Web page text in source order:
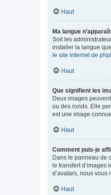
Haut
Ma langue
Soit les
installer la langue
le site internet de
Haut
Que signifient les
Deux images
ou des ronds. Elle
est une image
Haut
Comment puis-je
Dans le panneau de
le transfert d’images
d’avatars, nous
Haut